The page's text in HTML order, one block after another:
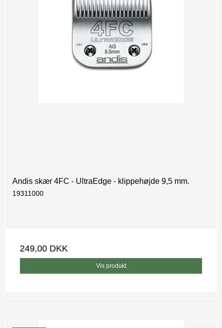
Andis skær 4FC - UltraEdge - klippehøjde 9,5 mm.
19311000
249,00 DKK
Vis produkt